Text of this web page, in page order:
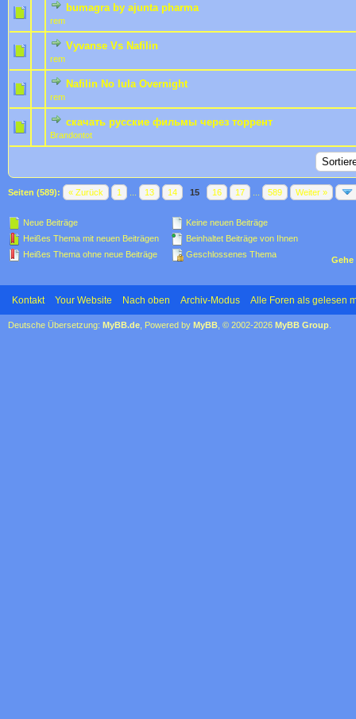
bumagra by ajunta pharma
rem
0 Bewertung(en) - 0 von 5 durchschnittlich
12345
Vyvanse Vs Nafilin
rem
0 Bewertung(en) - 0 von 5 durchschnittlich
Nafilin No lula Overnight
rem
0 Bewertung(en) - 0 von 5 durchschnittlich
1234
скачать русские фильмы через торрент
Brandontot
0 Bewertung(en) - 0 von 5 durchschnittlich
12345
Seiten (589): « Zurück 1 13 14 15 16 17 589 Weiter »
Neue Beiträge
Heißes Thema mit neuen Beiträgen
Heißes Thema ohne neue Beiträge
Keine neuen Beiträge
Beinhaltet Beiträge von Ihnen
Geschlossenes Thema
Gehe
Kontakt Your Website Nach oben Archiv-Modus Alle Foren als gelesen
Deutsche Übersetzung: MyBB.de , Powered by MyBB , © 2002-2026 MyBB Group